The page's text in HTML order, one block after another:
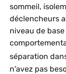
sommeil,
déclencheurs
niveau de
séparation
n'avez pas